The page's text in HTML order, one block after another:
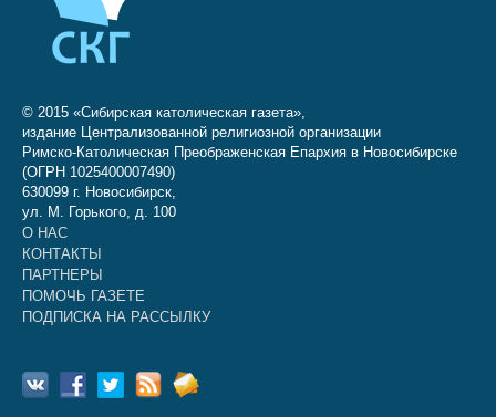
© 2015 «Сибирская католическая газета»,
издание Централизованной религиозной организации
Римско-Католическая Преображенская Епархия в Новосибирске
(ОГРН 1025400007490)
630099 г. Новосибирск,
ул. М. Горького, д. 100
О НАС
КОНТАКТЫ
ПАРТНЕРЫ
ПОМОЧЬ ГАЗЕТЕ
ПОДПИСКА НА РАССЫЛКУ